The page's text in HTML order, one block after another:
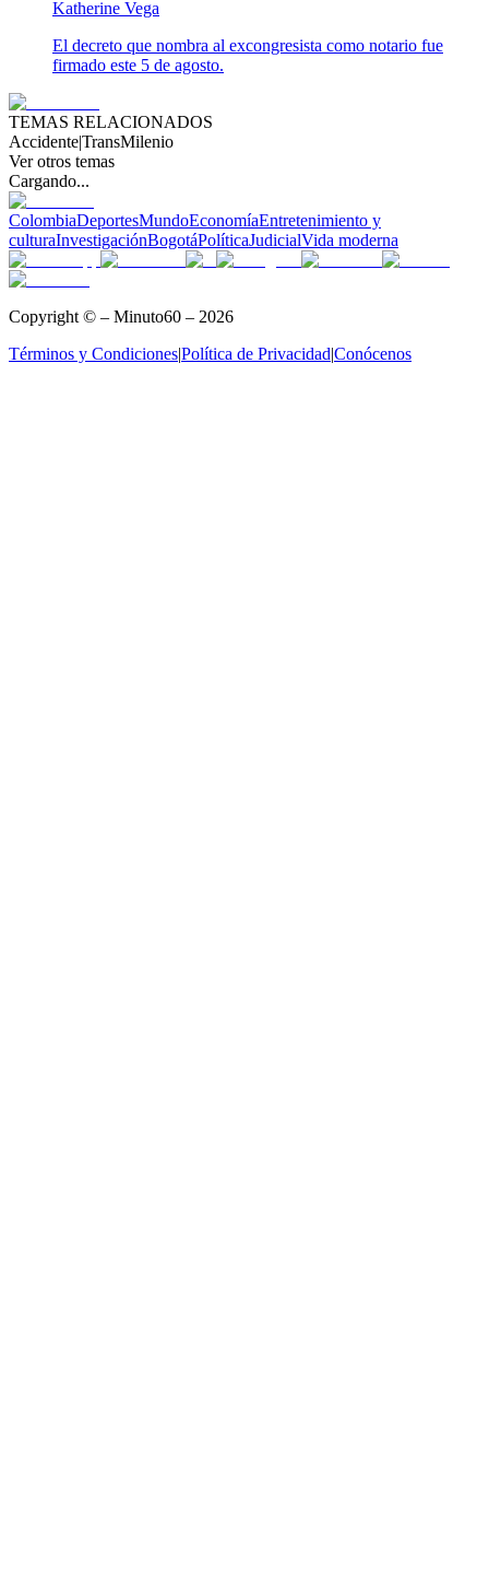
Katherine Vega
El decreto que nombra al excongresista como notario fue
firmado este 5 de agosto.
TEMAS RELACIONADOS
Accidente|TransMilenio
Ver otros temas
Cargando...
ColombiaDeportesMundoEconomíaEntretenimiento y
culturaInvestigaciónBogotáPolíticaJudicialVida moderna
Copyright © – Minuto60 – 2026
Términos y Condiciones|Política de Privacidad|Conócenos